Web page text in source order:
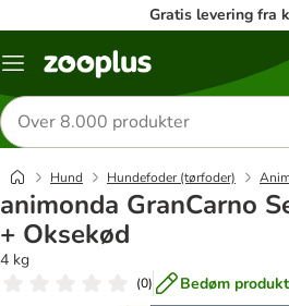
Gratis levering fra
Menu
Søg
efter
produkter
Hund Hundefoder (tørfoder)
animonda GranCarno
+ Oksekød
4 kg
(0) Bedøm